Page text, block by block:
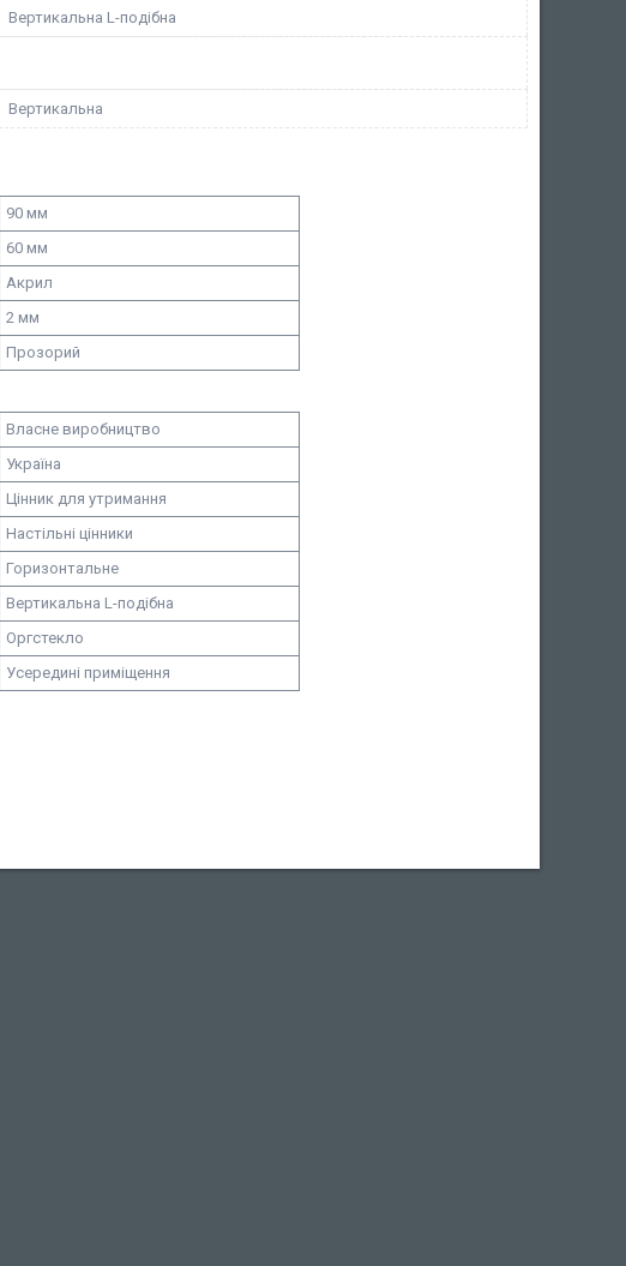
Вертикальна L-подібна
Вертикальна
90 мм
60 мм
Акрил
2 мм
Прозорий
Власне виробництво
Україна
Цінник для утримання
Настільні цінники
Горизонтальне
Вертикальна L-подібна
Оргстекло
Усередині приміщення